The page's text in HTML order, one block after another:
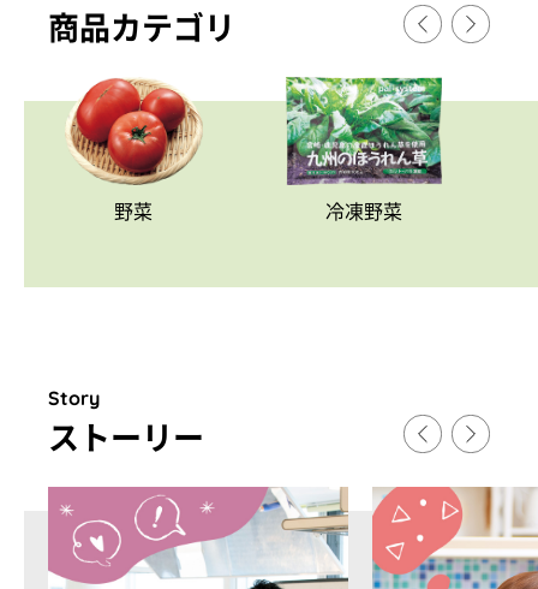
商品カテゴリ
野菜 冷凍野菜
Story
ストー リ ー